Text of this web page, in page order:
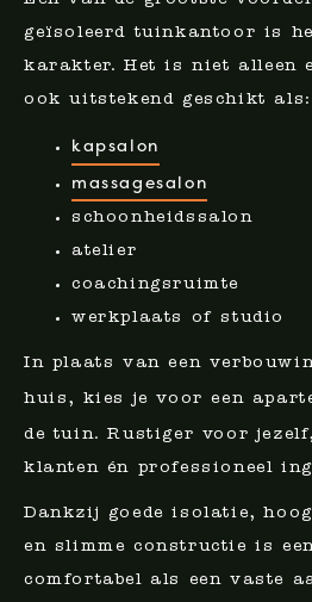
geïsoleerd tuinkantoor is
karakter. Het is niet alleen
ook uitstekend geschikt als:
kapsalon
massagesalon
schoonheidssalon
atelier
coachingsruimte
werkplaats of studio
In plaats van een
huis, kies je voor een
de tuin. Rustiger voor
klanten én professioneel
Dankzij goede isolatie,
en slimme constructie is
comfortabel als een vaste